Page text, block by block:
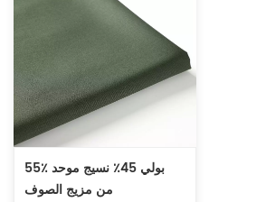
55٪ بولي 45٪ نسيج موحد
من مزيج الصوف